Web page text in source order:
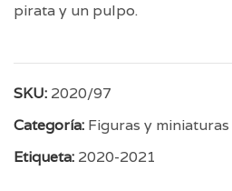
pirata y un pulpo.
SKU: 2020/97
Categoría: Figuras y miniaturas
Etiqueta: 2020-2021